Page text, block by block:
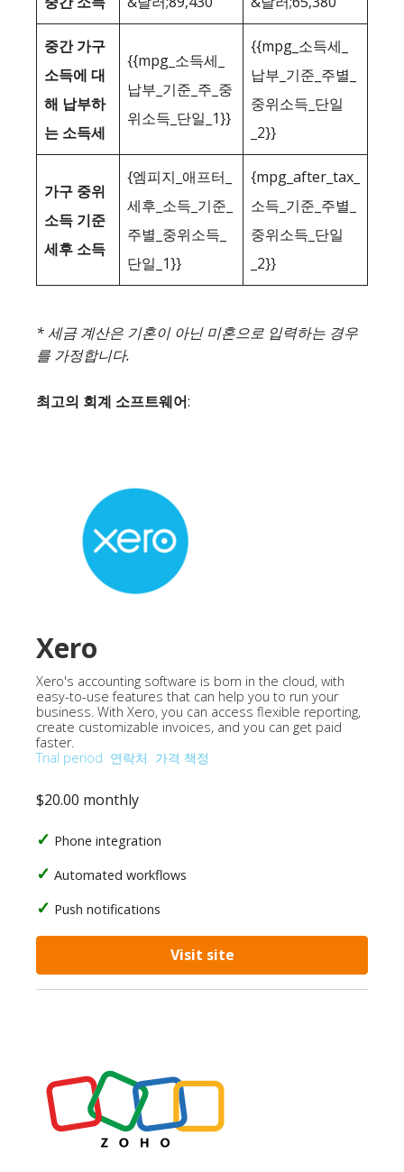
중간 가구
소득에 대
해 납부하
는 소득세
{{mpg_소득세_
납부_기준_주_중
위소득_단일_1}}
{{mpg_소득세_
납부_기준_주별_
중위소득_단일
_2}}
가구 중위
소득 기준
세후 소득
{엠피지_애프터_
세후_소득_기준_
주별_중위소득_
단일_1}}
{mpg_after_tax_
소득_기준_주별_
중위소득_단일
_2}}
* 세금 계산은 기혼이 아닌 미혼으로 입력하는 경우
를 가정합니다.
최고의 회계 소프트웨어:
Xero
Xero's accounting software is born in the cloud, with
easy-to-use features that can help you to run your
business. With Xero, you can access flexible reporting,
create customizable invoices, and you can get paid
faster.
Trial period 연락처 가격 책정
$20.00 monthly
Phone integration
Automated workflows
Push notifications
Visit site